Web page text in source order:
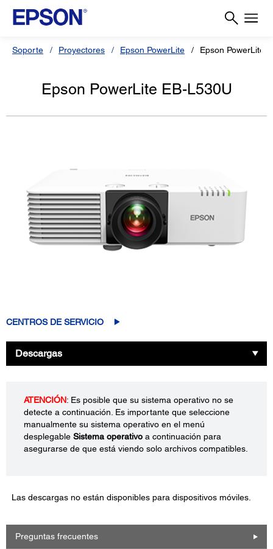
Soporte Proyectores Epson PowerLite Epson PowerLite
Epson PowerLite EB-L530U
CENTROS DE SERVICIO
Descargas
ATENCIÓN: Es posible que su sistema operativo no se
detecte a continuación. Es importante que seleccione
manualmente su sistema operativo en el menú
desplegable Sistema operativo a continuación para
asegurarse de que está viendo solo archivos compatibles.
Las descargas no están disponibles para dispositivos móviles.
Preguntas frecuentes